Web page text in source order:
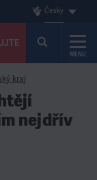
Česky
MENU
kraj
nejdřív